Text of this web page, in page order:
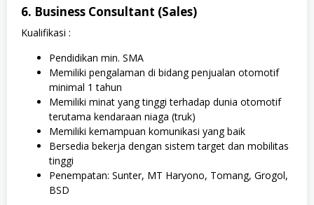
6. Business Consultant (Sales)
Kualifikasi :
Pendidikan min. SMA
Memiliki pengalaman di bidang penjualan otomotif
minimal 1 tahun
Memiliki minat yang tinggi terhadap dunia otomotif
terutama kendaraan niaga (truk)
Memiliki kemampuan komunikasi yang baik
Bersedia bekerja dengan sistem target dan mobilitas
tinggi
Penempatan: Sunter, MT Haryono, Tomang, Grogol,
BSD